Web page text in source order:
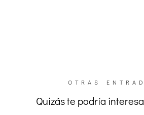
OTRAS
Quizás te podría